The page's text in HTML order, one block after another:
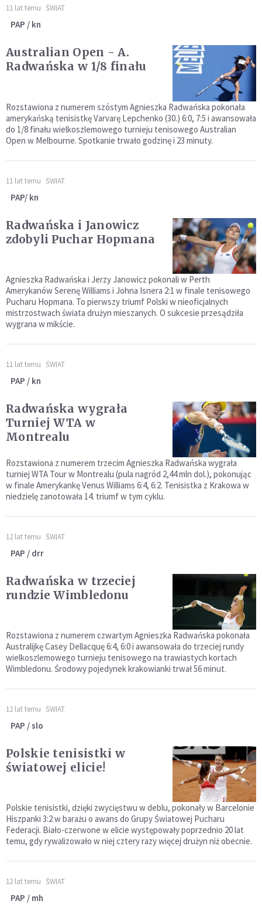
11 lat temu ŚWIAT
PAP / kn
Australian Open - A.
Radwańska w 1/8 finału
Rozstawiona z numerem szóstym Agnieszka Radwańska pokonała
amerykańską tenisistkę Varvarę Lepchenko (30.) 6:0, 7:5 i awansowała
do 1/8 finału wielkoszlemowego turnieju tenisowego Australian
Open w Melbourne. Spotkanie trwało godzinę i 23 minuty.
11 lat temu ŚWIAT
PAP/ kn
Radwańska i Janowicz
zdobyli Puchar Hopmana
Agnieszka Radwańska i Jerzy Janowicz pokonali w Perth
Amerykanów Serenę Williams i Johna Isnera 2:1 w finale tenisowego
Pucharu Hopmana. To pierwszy triumf Polski w nieoficjalnych
mistrzostwach świata drużyn mieszanych. O sukcesie przesądziła
wygrana w mikście.
11 lat temu ŚWIAT
PAP / kn
Radwańska wygrała
Turniej WTA w
Montrealu
Rozstawiona z numerem trzecim Agnieszka Radwańska wygrała
turniej WTA Tour w Montrealu (pula nagród 2,44 mln dol.), pokonując
w finale Amerykankę Venus Williams 6:4, 6:2. Tenisistka z Krakowa w
niedzielę zanotowała 14. triumf w tym cyklu.
12 lat temu ŚWIAT
PAP / drr
Radwańska w trzeciej
rundzie Wimbledonu
Rozstawiona z numerem czwartym Agnieszka Radwańska pokonała
Australijkę Casey Dellacquę 6:4, 6:0 i awansowała do trzeciej rundy
wielkoszlemowego turnieju tenisowego na trawiastych kortach
Wimbledonu. Środowy pojedynek krakowianki trwał 56 minut.
12 lat temu ŚWIAT
PAP / slo
Polskie tenisistki w
światowej elicie!
Polskie tenisistki, dzięki zwycięstwu w deblu, pokonały w Barcelonie
Hiszpanki 3:2 w barażu o awans do Grupy Światowej Pucharu
Federacji. Biało-czerwone w elicie występowały poprzednio 20 lat
temu, gdy rywalizowało w niej cztery razy więcej drużyn niż obecnie.
12 lat temu ŚWIAT
PAP / mh